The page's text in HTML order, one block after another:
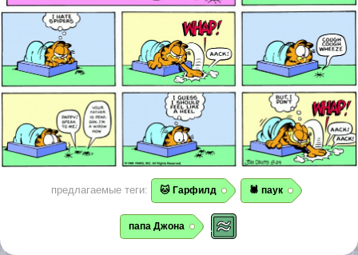
предлагаемые теги: 🐱 Гарфилд 🕷️ паук
папа Джона